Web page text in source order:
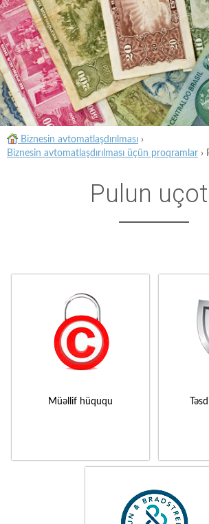
Biznesin avtomatlaşdırılması ›
Biznesin avtomatlaşdırılması üçün proqramlar ›
Pulun
Müəllif hüququ